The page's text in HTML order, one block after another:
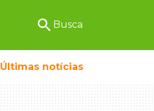
search Busca
Últimas notícias